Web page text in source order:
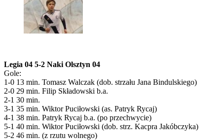
Legia 04 5-2 Naki Olsztyn 04
Gole:
1-0 13 min. Tomasz Walczak (dob. strzału Jana Bindulskiego)
2-0 29 min. Filip Składowski b.a.
2-1 30 min.
3-1 35 min. Wiktor Puciłowski (as. Patryk Rycaj)
4-1 38 min. Patryk Rycaj b.a. (po przechwycie)
5-1 40 min. Wiktor Puciłowski (dob. strz. Kacpra Jakóbczyka)
5-2 46 min. (z rzutu wolnego)